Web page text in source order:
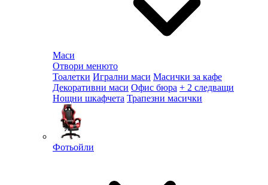
Маси
Отвори менюто
Тоалетки Игрални маси Масички за кафе
Декоративни маси Офис бюра + 2 следващи
Нощни шкафчета Трапезни масички
Фотьойли